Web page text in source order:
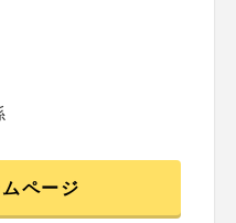
ページ